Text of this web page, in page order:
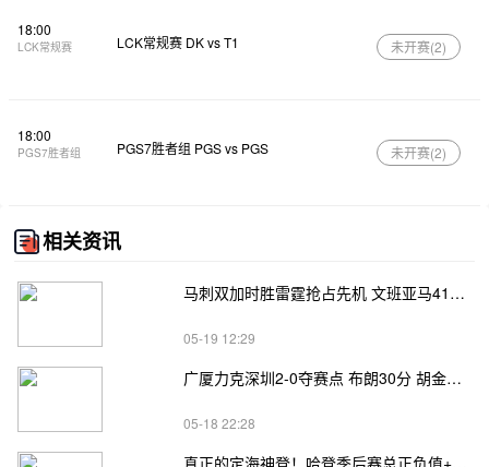
18:00
LCK常规赛 LCK常规赛 DK vs T1 未开赛(2)
18:00
PGS7胜者组 PGS7胜者组 PGS vs PGS 未开赛(2)
相关资讯
马刺双加时胜雷霆抢占先机 文班亚马41+24 哈珀24+11 亚历山大24+12
05-19 12:29
广厦力克深圳2-0夺赛点 布朗30分 胡金秋17+8 贺希宁18分
05-18 22:28
真正的定海神登！哈登季后赛总正负值+62、次轮+32，双数据领跑骑士全队